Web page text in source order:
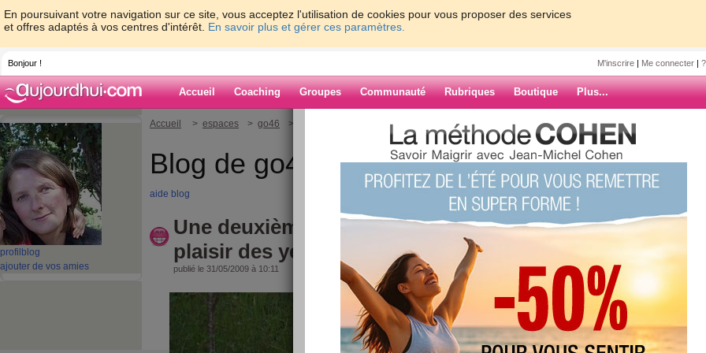
En poursuivant votre navigation sur ce site, vous acceptez l'utilisation de cookies pour vous proposer des services
et offres adaptés à vos centres d'intérêt. En savoir plus et gérer ces paramètres.
Bonjour ! M'inscrire | Me connecter |
Accueil Coaching Groupes Communauté Rubriques Boutique Plus...
profil blog
ajouter de vos amies
Accueil > espaces > go46 > Une deuxième photos pour le plaisir des yeux !!!
Blog de go46
aide blog
Une deuxième photos pour le
plaisir des yeux !!!
publié le 31/05/2009 à 10:11
ARCHIVES